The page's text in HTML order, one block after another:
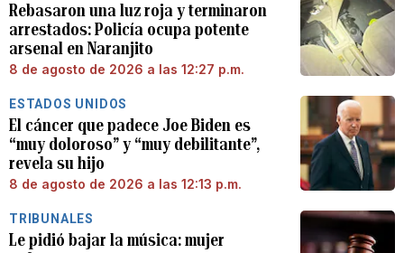
Rebasaron una luz roja y terminaron
arrestados: Policía ocupa potente
arsenal en Naranjito
8 de agosto de 2026 a las 12:27 p.m.
ESTADOS UNIDOS
El cáncer que padece Joe Biden es
“muy doloroso” y “muy debilitante”,
revela su hijo
8 de agosto de 2026 a las 12:13 p.m.
TRIBUNALES
Le pidió bajar la música: mujer